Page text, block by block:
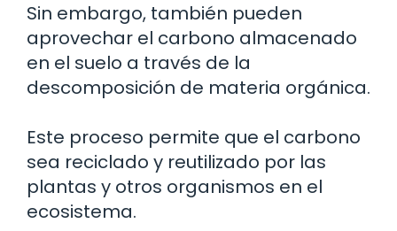
Sin embargo, también pueden
aprovechar el carbono almacenado
en el suelo a través de la
descomposición de materia orgánica.
Este proceso permite que el carbono
sea reciclado y reutilizado por las
plantas y otros organismos en el
ecosistema.